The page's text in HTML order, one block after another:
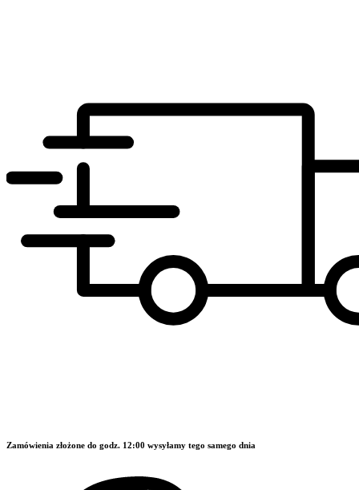
Zamówienia złożone do godz. 12:00 wysyłamy tego samego dnia